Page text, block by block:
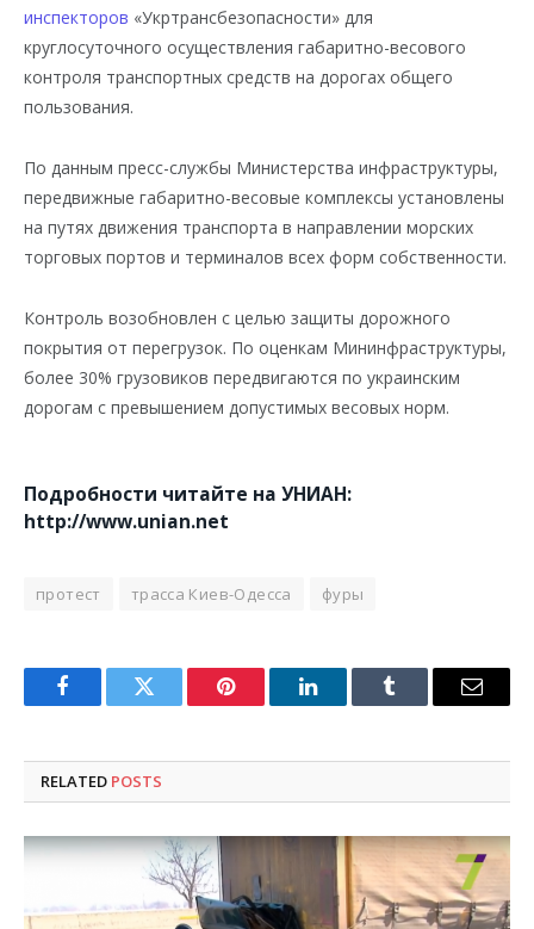
инспекторов «Укртрансбезопасности» для
круглосуточного осуществления габаритно-весового
контроля транспортных средств на дорогах общего
пользования.
По данным пресс-службы Министерства инфраструктуры,
передвижные габаритно-весовые комплексы установлены
на путях движения транспорта в направлении морских
торговых портов и терминалов всех форм собственности.
Контроль возобновлен с целью защиты дорожного
покрытия от перегрузок. По оценкам Мининфраструктуры,
более 30% грузовиков передвигаются по украинским
дорогам с превышением допустимых весовых норм.
Подробности читайте на УНИАН:
http://www.unian.net
протест трасса Киев-Одесса фуры
FacebookTwitter Pinterest LinkedInTumblr Email
RELATED POSTS